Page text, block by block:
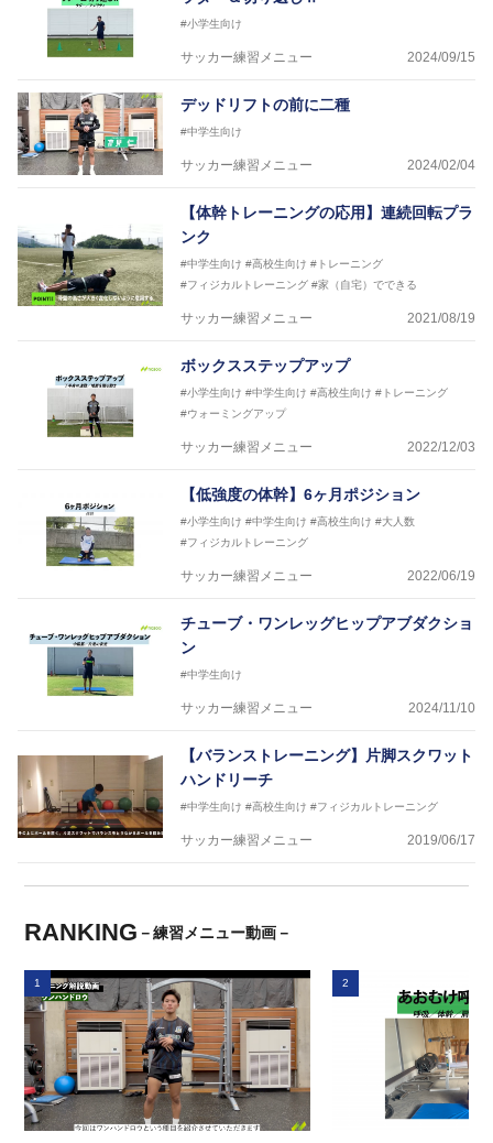
#小学生向け
サッカー練習メニュー 2024/09/15
デッドリフトの前に二種
#中学生向け
サッカー練習メニュー 2024/02/04
【体幹トレーニングの応用】連続回転プラ
ンク
#中学生向け #高校生向け #トレーニング
#フィジカルトレーニング #家（自宅）でできる
サッカー練習メニュー 2021/08/19
ボックスステップアップ
#小学生向け #中学生向け #高校生向け #トレーニング
#ウォーミングアップ
サッカー練習メニュー 2022/12/03
【低強度の体幹】6ヶ月ポジション
#小学生向け #中学生向け #高校生向け #大人数
#フィジカルトレーニング
サッカー練習メニュー 2022/06/19
チューブ・ワンレッグヒップアブダクショ
ン
#中学生向け
サッカー練習メニュー 2024/11/10
【バランストレーニング】片脚スクワット
ハンドリーチ
#中学生向け #高校生向け #フィジカルトレーニング
サッカー練習メニュー 2019/06/17
RANKING －練習メニュー動画－
1 2